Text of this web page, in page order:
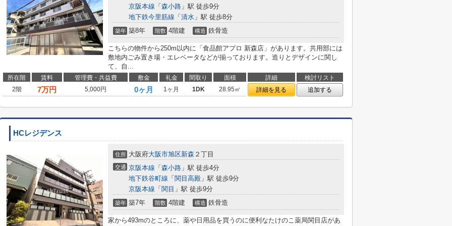
京阪本線 「 森小路 」駅 徒歩9分
地下鉄今里筋線 「 清水 」駅 徒歩8分
築年 築8年 階数 4階建 構造 鉄骨造
こちらの物件から250m以内に「食品館アプロ 新森店」があります。共用部には
敷地内ごみ置き場・エレベータなどが揃っております。造りとデザインに関し
て、自...
所在階 賃料 管理費・共益費 敷金 礼金 間取り 面積 詳細
検討リスト
2階
7万円 5,000円 0ヶ月 1ヶ月 1DK 28.95㎡ 詳細を見る 追加する
HCレジデンス
住所 大阪府大阪市旭区新森 ２丁目
交通 京阪本線 「 森小路 」駅 徒歩4分
地下鉄谷町線 「 関目高殿 」駅 徒歩9分
京阪本線 「 関目 」駅 徒歩9分
築年 築7年 階数 4階建 構造 鉄骨造
家から493mのところに、薬や日用品を買うのに便利なたけのこ薬局関目店があ